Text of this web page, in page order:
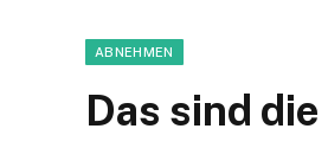
ABNEHMEN
Das sind